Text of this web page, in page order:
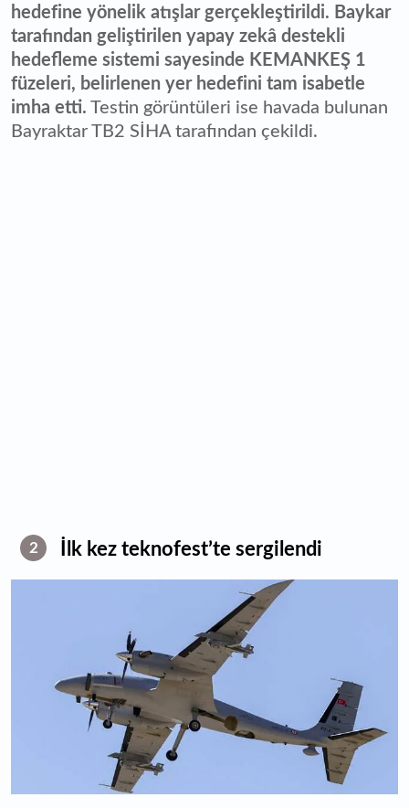
hedefine yönelik atışlar gerçekleştirildi. Baykar
tarafından geliştirilen yapay zekâ destekli
hedefleme sistemi sayesinde KEMANKEŞ 1
füzeleri, belirlenen yer hedefini tam isabetle
imha etti. Testin görüntüleri ise havada bulunan
Bayraktar TB2 SİHA tarafından çekildi.
2 İlk kez teknofest’te sergilendi